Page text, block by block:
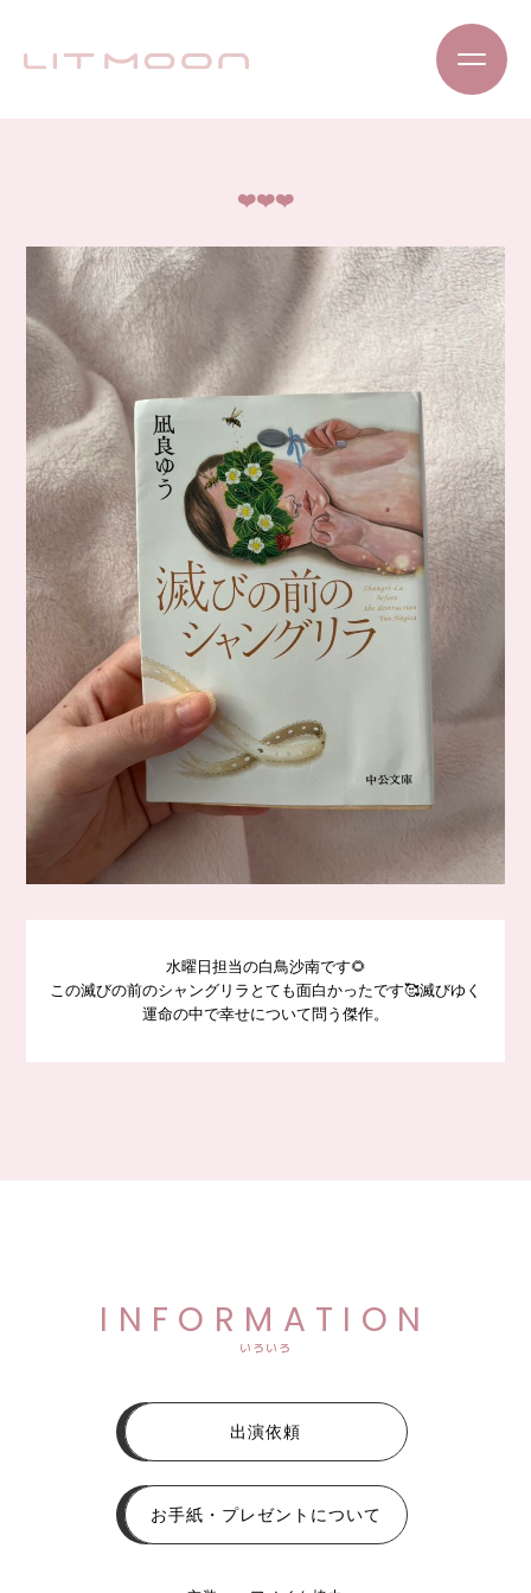
❤️❤️❤️
水曜日担当の白鳥沙南です🌻
この滅びの前のシャングリラとても面白かったです🥰滅びゆく
運命の中で幸せについて問う傑作。
INFORMATION
いろいろ
出演依頼
お手紙・プレゼントについて